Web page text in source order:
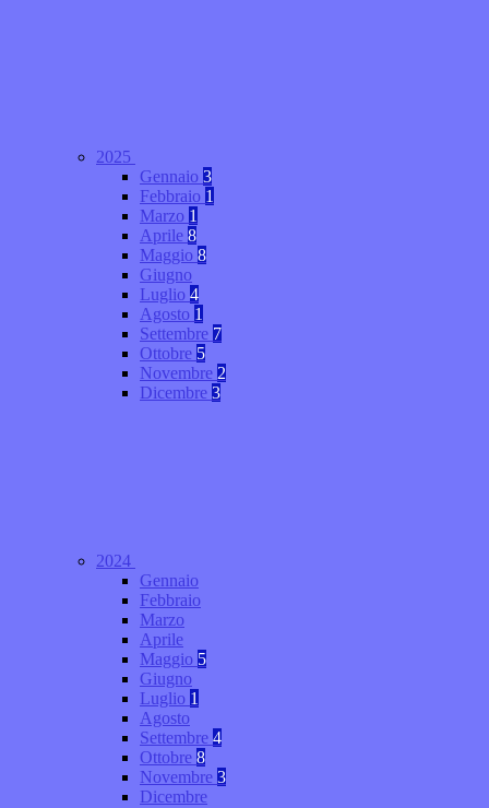
2025
Gennaio 3
Febbraio 1
Marzo 1
Aprile 8
Maggio 8
Giugno
Luglio 4
Agosto 1
Settembre 7
Ottobre 5
Novembre 2
Dicembre 3
2024
Gennaio
Febbraio
Marzo
Aprile
Maggio 5
Giugno
Luglio 1
Agosto
Settembre 4
Ottobre 8
Novembre 3
Dicembre